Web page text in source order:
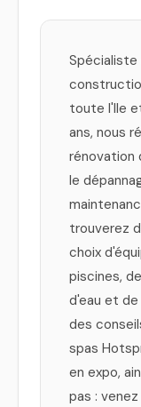
toute l'Ile
ans, nous
rénovation
le
trouverez
choix
piscines,
d'eau et
des
spas
en expo,
pas :